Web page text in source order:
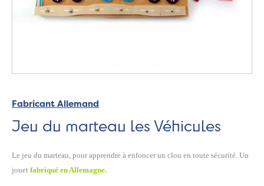
Fabricant Allemand
Jeu du marteau les Véhicules
Le jeu du marteau, pour apprendre à enfoncer un clou en toute sécurité. Un
jouet fabriqué en Allemagne.